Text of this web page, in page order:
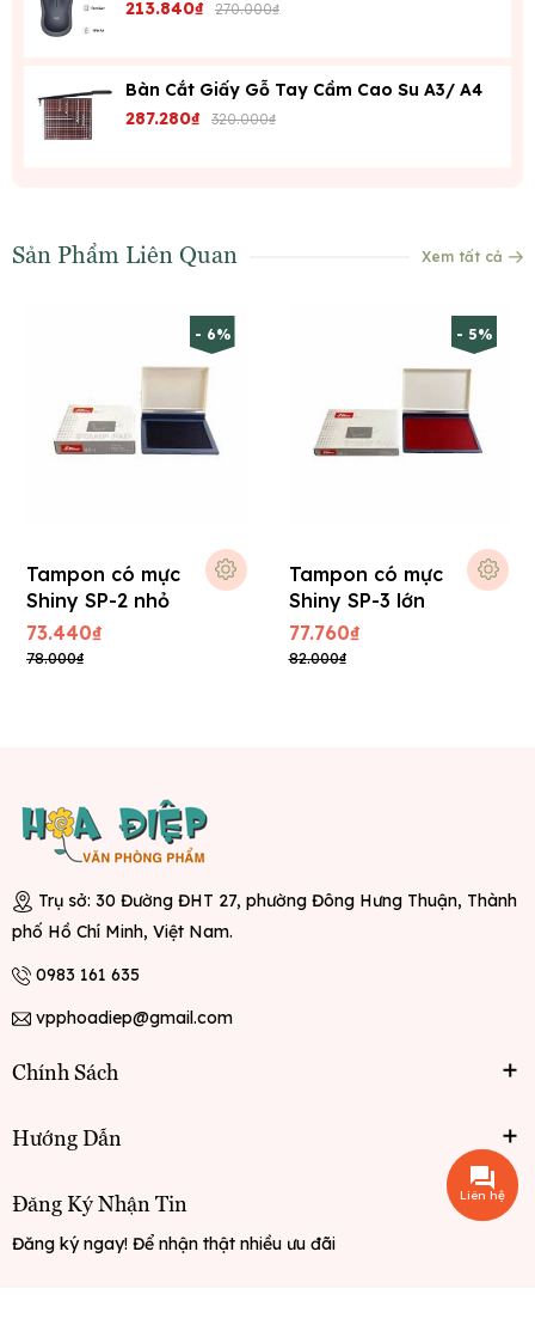
213.840₫ 270.000₫
Bàn Cắt Giấy Gỗ Tay Cầm Cao Su A3/ A4
287.280₫ 320.000₫
Sản Phẩm Liên Quan Xem tất cả
- 6%
Tampon có mực
Shiny SP-2 nhỏ
73.440₫
78.000₫
- 5%
Tampon có mực
Shiny SP-3 lớn
77.760₫
82.000₫
Trụ sở: 30 Đường ĐHT 27, phường Đông Hưng Thuận, Thành
phố Hồ Chí Minh, Việt Nam.
0983 161 635
vpphoadiep@gmail.com
Chính Sách
Hướng Dẫn
Đăng Ký Nhận Tin
Đăng ký ngay! Để nhận thật nhiều ưu đãi
Liên hệ